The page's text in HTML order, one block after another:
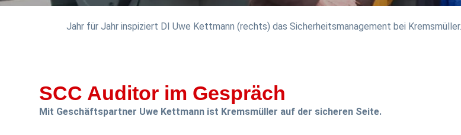
Jahr für Jahr inspiziert DI Uwe Kettmann (rechts) das Sicherheitsmanagement bei Kremsmüller.
SCC Auditor im Gespräch
Mit Geschäftspartner Uwe Kettmann ist Kremsmüller auf der sicheren Seite.